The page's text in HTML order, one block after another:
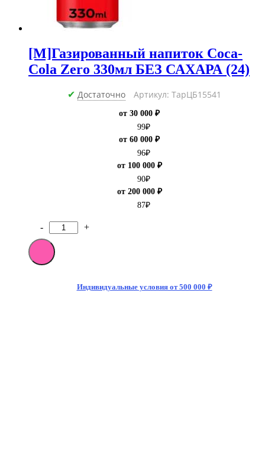
[M]Газированный напиток Coca-
Cola Zero 330мл БЕЗ САХАРА (24)
✔ Достаточно Артикул: ТарЦБ15541
от 30 000 ₽
99₽
от 60 000 ₽
96₽
от 100 000 ₽
90₽
от 200 000 ₽
87₽
Количество
товара
[M]Газированный
напиток
- +
Индивидуальные условия от 500 000 ₽